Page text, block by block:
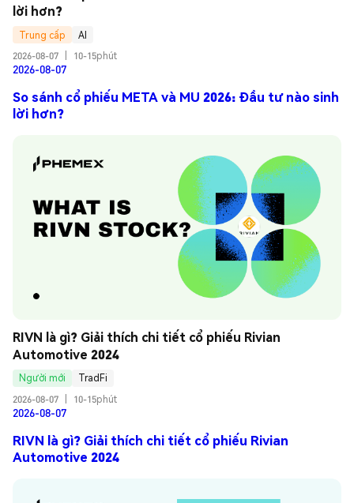
lời hơn?
Trung cấp
AI
2026-08-07
10-15phút
2026-08-07
So sánh cổ phiếu META và MU 2026: Đầu tư nào sinh
lời hơn?
RIVN là gì? Giải thích chi tiết cổ phiếu Rivian
Automotive 2024
Người mới
TradFi
2026-08-07
10-15phút
2026-08-07
RIVN là gì? Giải thích chi tiết cổ phiếu Rivian
Automotive 2024